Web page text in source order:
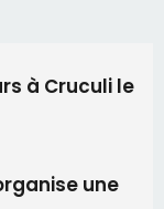
à Cruculi le
une